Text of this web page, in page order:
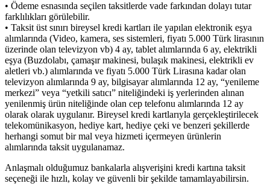
• Ödeme esnasında seçilen taksitlerde vade farkından dolayı tutar
farklılıkları görülebilir.
• Taksit üst sınırı bireysel kredi kartları ile yapılan elektronik eşya
alımlarında (Video, kamera, ses sistemleri, fiyatı 5.000 Türk lirasının
üzerinde olan televizyon vb) 4 ay, tablet alımlarında 6 ay, elektrikli
eşya (Buzdolabı, çamaşır makinesi, bulaşık makinesi, elektrikli ev
aletleri vb.) alımlarında ve fiyatı 5.000 Türk Lirasına kadar olan
televizyon alımlarında 9 ay, bilgisayar alımlarında 12 ay, “yenileme
merkezi” veya “yetkili satıcı” niteliğindeki iş yerlerinden alınan
yenilenmiş ürün niteliğinde olan cep telefonu alımlarında 12 ay
olarak olarak uygulanır. Bireysel kredi kartlarıyla gerçekleştirilecek
telekomünikasyon, hediye kart, hediye çeki ve benzeri şekillerde
herhangi somut bir mal veya hizmeti içermeyen ürünlerin
alımlarında taksit uygulanamaz.
Anlaşmalı olduğumuz bankalarla alışverişini kredi kartına taksit
seçeneği ile hızlı, kolay ve güvenli bir şekilde tamamlayabilirsin.